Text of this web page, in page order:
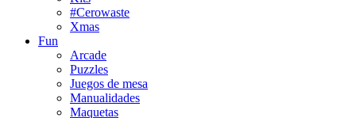
#Cerowaste
Xmas
Fun
Arcade
Puzzles
Juegos de mesa
Manualidades
Maquetas